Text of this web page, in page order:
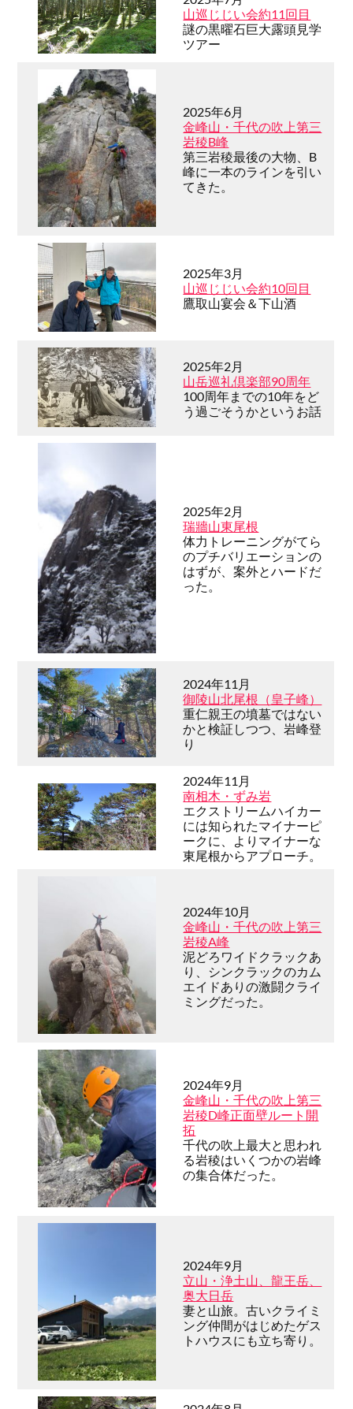
山巡じじい会約11回目
謎の黒曜石巨大露頭見学
ツアー
2025年6月
金峰山・千代の吹上第三
岩稜B峰
第三岩稜最後の大物、B
峰に一本のラインを引い
てきた。
2025年3月
山巡じじい会約10回目
鷹取山宴会＆下山酒
2025年2月
山岳巡礼倶楽部90周年
100周年までの10年をど
う過ごそうかというお話
2025年2月
瑞牆山東尾根
体力トレーニングがてら
のプチバリエーションの
はずが、案外とハードだ
った。
2024年11月
御陵山北尾根（皇子峰）
重仁親王の墳墓ではない
かと検証しつつ、岩峰登
り
2024年11月
南相木・ずみ岩
エクストリームハイカー
には知られたマイナーピ
ークに、よりマイナーな
東尾根からアプローチ。
2024年10月
金峰山・千代の吹上第三
岩稜A峰
泥どろワイドクラックあ
り、シンクラックのカム
エイドありの激闘クライ
ミングだった。
2024年9月
金峰山・千代の吹上第三
岩稜D峰正面壁ルート開
拓
千代の吹上最大と思われ
る岩稜はいくつかの岩峰
の集合体だった。
2024年9月
立山・浄土山、龍王岳、
奥大日岳
妻と山旅。古いクライミ
ング仲間がはじめたゲス
トハウスにも立ち寄り。